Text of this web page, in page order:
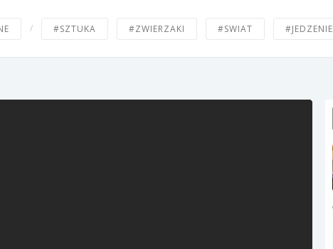
/ #SZTUKA #ZWIERZAKI #SWIAT #JEDZENIE